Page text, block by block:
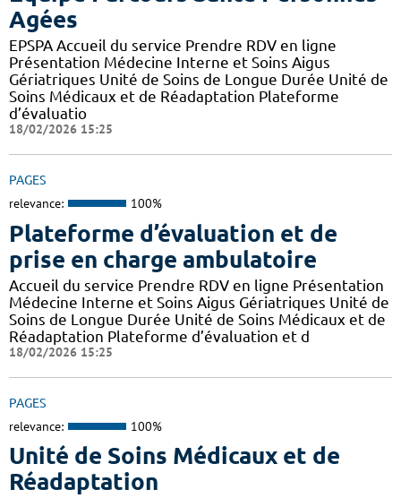
Agées
EPSPA Accueil du service Prendre RDV en ligne
Présentation Médecine Interne et Soins Aigus
Gériatriques Unité de Soins de Longue Durée Unité de
Soins Médicaux et de Réadaptation Plateforme
d’évaluatio
18/02/2026 15:25
PAGES
relevance: 100%
Plateforme d’évaluation et de
prise en charge ambulatoire
Accueil du service Prendre RDV en ligne Présentation
Médecine Interne et Soins Aigus Gériatriques Unité de
Soins de Longue Durée Unité de Soins Médicaux et de
Réadaptation Plateforme d’évaluation et d
18/02/2026 15:25
PAGES
relevance: 100%
Unité de Soins Médicaux et de
Réadaptation